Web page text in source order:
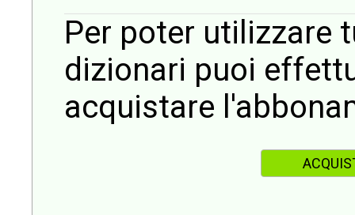
Per poter utilizzare
dizionari puoi
acquistare